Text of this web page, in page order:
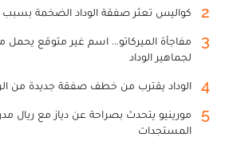
2 كواليس تعثر صفقة الوداد الضخمة
3
مفاجأة الميركاتو... اسم غير متوقع يحمل
لجماهير الوداد
4 الوداد يقترب من خطف صفقة جديدة من
5
مورينيو يتحدث بصراحة عن دياز مع ريال
المستجدات